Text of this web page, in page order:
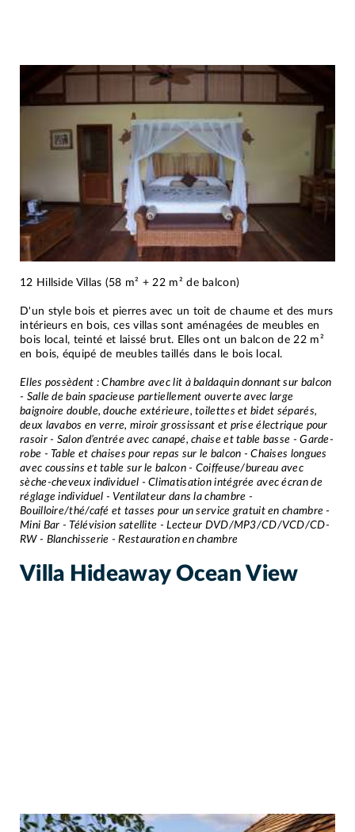
12 Hillside Villas (58 m² + 22 m² de balcon)
D'un style bois et pierres avec un toit de chaume et des murs
intérieurs en bois, ces villas sont aménagées de meubles en
bois local, teinté et laissé brut. Elles ont un balcon de 22 m²
en bois, équipé de meubles taillés dans le bois local.
Elles possèdent : Chambre avec lit à baldaquin donnant sur balcon
- Salle de bain spacieuse partiellement ouverte avec large
baignoire double, douche extérieure, toilettes et bidet séparés,
deux lavabos en verre, miroir grossissant et prise électrique pour
rasoir - Salon d’entrée avec canapé, chaise et table basse - Garde-
robe - Table et chaises pour repas sur le balcon - Chaises longues
avec coussins et table sur le balcon - Coiffeuse/bureau avec
sèche-cheveux individuel - Climatisation intégrée avec écran de
réglage individuel - Ventilateur dans la chambre -
Bouilloire/thé/café et tasses pour un service gratuit en chambre -
Mini Bar - Télévision satellite - Lecteur DVD/MP3/CD/VCD/CD-
RW - Blanchisserie - Restauration en chambre
Villa Hideaway Ocean View